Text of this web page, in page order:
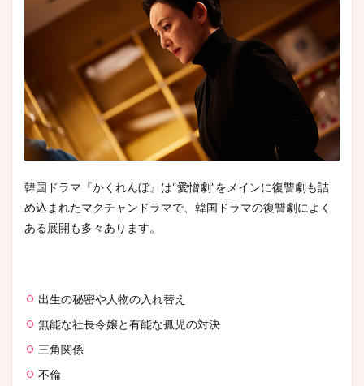
韓国ドラマ『かくれんぼ』は“愛憎劇”をメインに復讐劇も詰
め込まれたマクチャンドラマで、韓国ドラマの復讐劇によく
ある展開も多々あります。
出生の秘密や人物の入れ替え
無能な社長令嬢と有能な孤児の対決
三角関係
不倫